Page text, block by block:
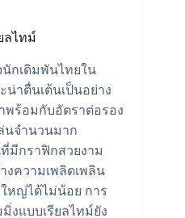
ลไทม์
กเดิมพันไทยใน
าตื่นเต้นเป็นอย่าง
พร้อมกับอัตราต่อรอง
นจำนวนมาก
มีกราฟิกสวยงาม
งความเพลิดเพลิน
หญ่ได้ไม่น้อย การ
งแบบเรียลไทม์ยัง